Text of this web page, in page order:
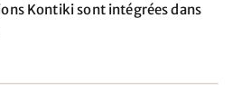
Kontiki sont intégrées dans